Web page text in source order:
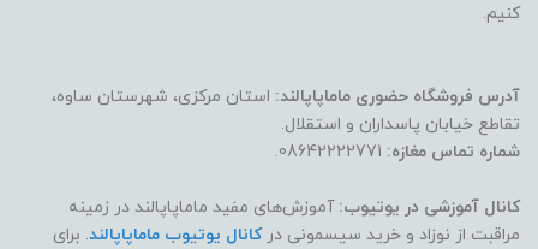
کنیم.
آدرس فروشگاه حضوری ماماپاپالند: استان مرکزی، شهرستان ساوه،
تقاطع خیابان پاسداران و استقلال.
شماره تماس مغازه:
کانال آموزشی در یوتیوب: آموزش‌های مفید ماماپاپالند در زمینه
مراقبت از نوزاد و خرید سیسمونی درکانال یوتیوب ماماپاپالند. برای